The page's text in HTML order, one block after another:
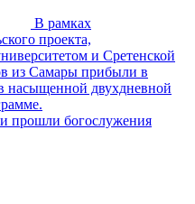
В рамках
проекта,
и Сретенской
из Самары прибыли в
насыщенной двухдневной
прошли богослужения